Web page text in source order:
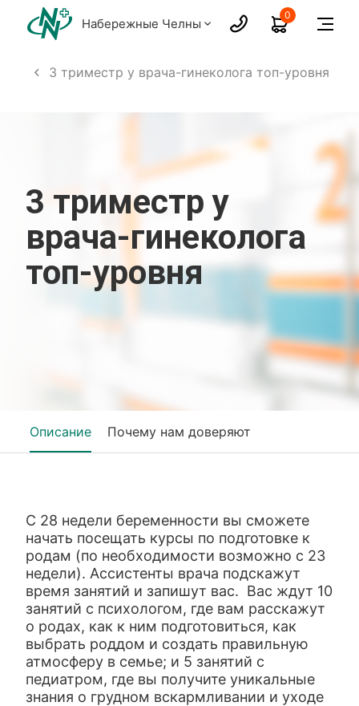
Набережные Челны
0
3 триместр у врача-гинеколога топ-уровня
3 триместр у
врача-гинеколога
топ-уровня
Описание Почему нам доверяют
С 28 недели беременности вы сможете
начать посещать курсы по подготовке к
родам (по необходимости возможно с 23
недели). Ассистенты врача подскажут
время занятий и запишут вас. Вас ждут 10
занятий с психологом, где вам расскажут
о родах, как к ним подготовиться, как
выбрать роддом и создать правильную
атмосферу в семье; и 5 занятий с
педиатром, где вы получите уникальные
знания о грудном вскармливании и уходе